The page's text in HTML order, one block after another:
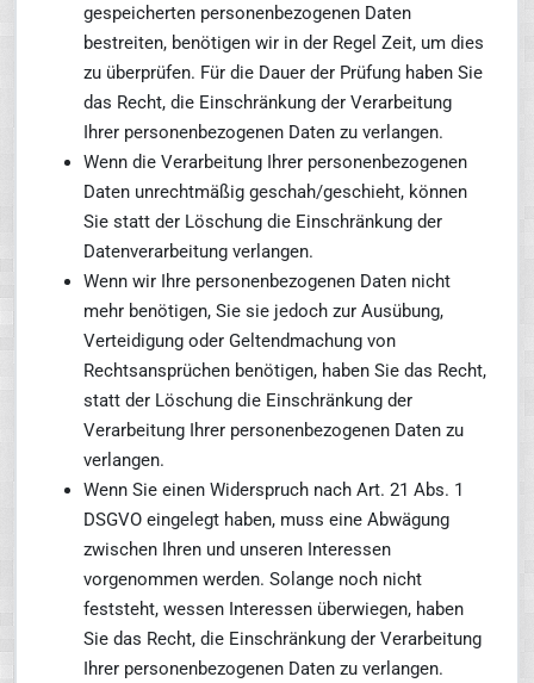
gespeicherten personenbezogenen Daten
bestreiten, benötigen wir in der Regel Zeit, um dies
zu überprüfen. Für die Dauer der Prüfung haben Sie
das Recht, die Einschränkung der Verarbeitung
Ihrer personenbezogenen Daten zu verlangen.
Wenn die Verarbeitung Ihrer personenbezogenen
Daten unrechtmäßig geschah/geschieht, können
Sie statt der Löschung die Einschränkung der
Datenverarbeitung verlangen.
Wenn wir Ihre personenbezogenen Daten nicht
mehr benötigen, Sie sie jedoch zur Ausübung,
Verteidigung oder Geltendmachung von
Rechtsansprüchen benötigen, haben Sie das Recht,
statt der Löschung die Einschränkung der
Verarbeitung Ihrer personenbezogenen Daten zu
verlangen.
Wenn Sie einen Widerspruch nach Art. 21 Abs. 1
DSGVO eingelegt haben, muss eine Abwägung
zwischen Ihren und unseren Interessen
vorgenommen werden. Solange noch nicht
feststeht, wessen Interessen überwiegen, haben
Sie das Recht, die Einschränkung der Verarbeitung
Ihrer personenbezogenen Daten zu verlangen.